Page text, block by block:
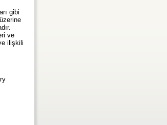
gibi
ve
ilişkili